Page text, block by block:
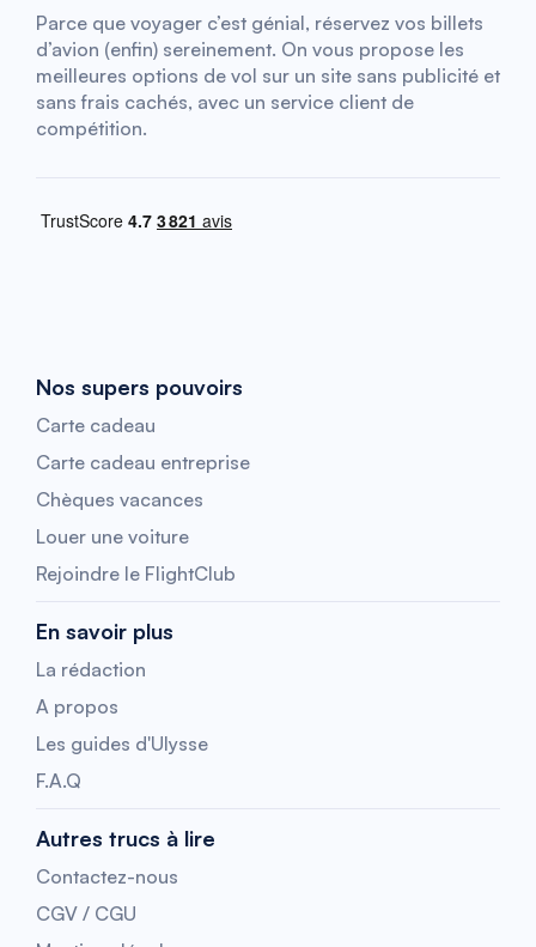
Parce que voyager c’est génial, réservez vos billets
d’avion (enfin) sereinement. On vous propose les
meilleures options de vol sur un site sans publicité et
sans frais cachés, avec un service client de
compétition.
Nos supers pouvoirs
Carte cadeau
Carte cadeau entreprise
Chèques vacances
Louer une voiture
Rejoindre le FlightClub
En savoir plus
La rédaction
A propos
Les guides d'Ulysse
F.A.Q
Autres trucs à lire
Contactez-nous
CGV / CGU